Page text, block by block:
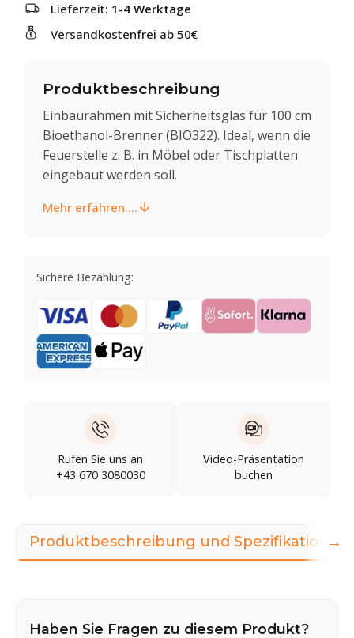
Lieferzeit: 1-4 Werktage
Versandkostenfrei ab 50€
Produktbeschreibung
Einbaurahmen mit Sicherheitsglas für 100 cm
Bioethanol-Brenner (BIO322). Ideal, wenn die
Feuerstelle z. B. in Möbel oder Tischplatten
eingebaut werden soll.
Mehr erfahren....
Sichere Bezahlung:
Rufen Sie uns an
+43 670 3080030
Video-Präsentation
buchen
Produktbeschreibung und Spezifikationen
Haben Sie Fragen zu diesem Produkt?
→